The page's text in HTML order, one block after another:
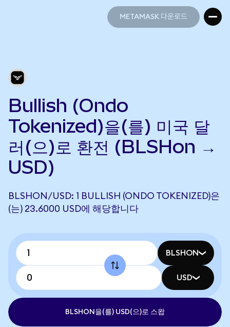
METAMASK 다운로드
Bullish (Ondo
Tokenized)을(를) 미국 달
러(으)로 환전 (BLSHon →
USD)
BLSHON/USD: 1 BULLISH (ONDO TOKENIZED)은
(는) 23.6000 USD에 해당합니다
BLSHON
USD
BLSHON을(를) USD(으)로 스왑